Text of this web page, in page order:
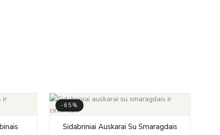
-65%
Sidabriniai Auskarai Su Smaragdais
price
price